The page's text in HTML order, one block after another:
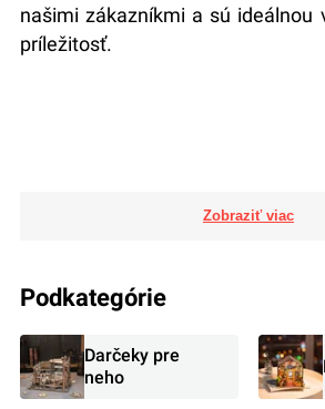
našimi zákazníkmi a sú ideálnou
príležitosť.
Podkategórie
Darčeky pre
neho